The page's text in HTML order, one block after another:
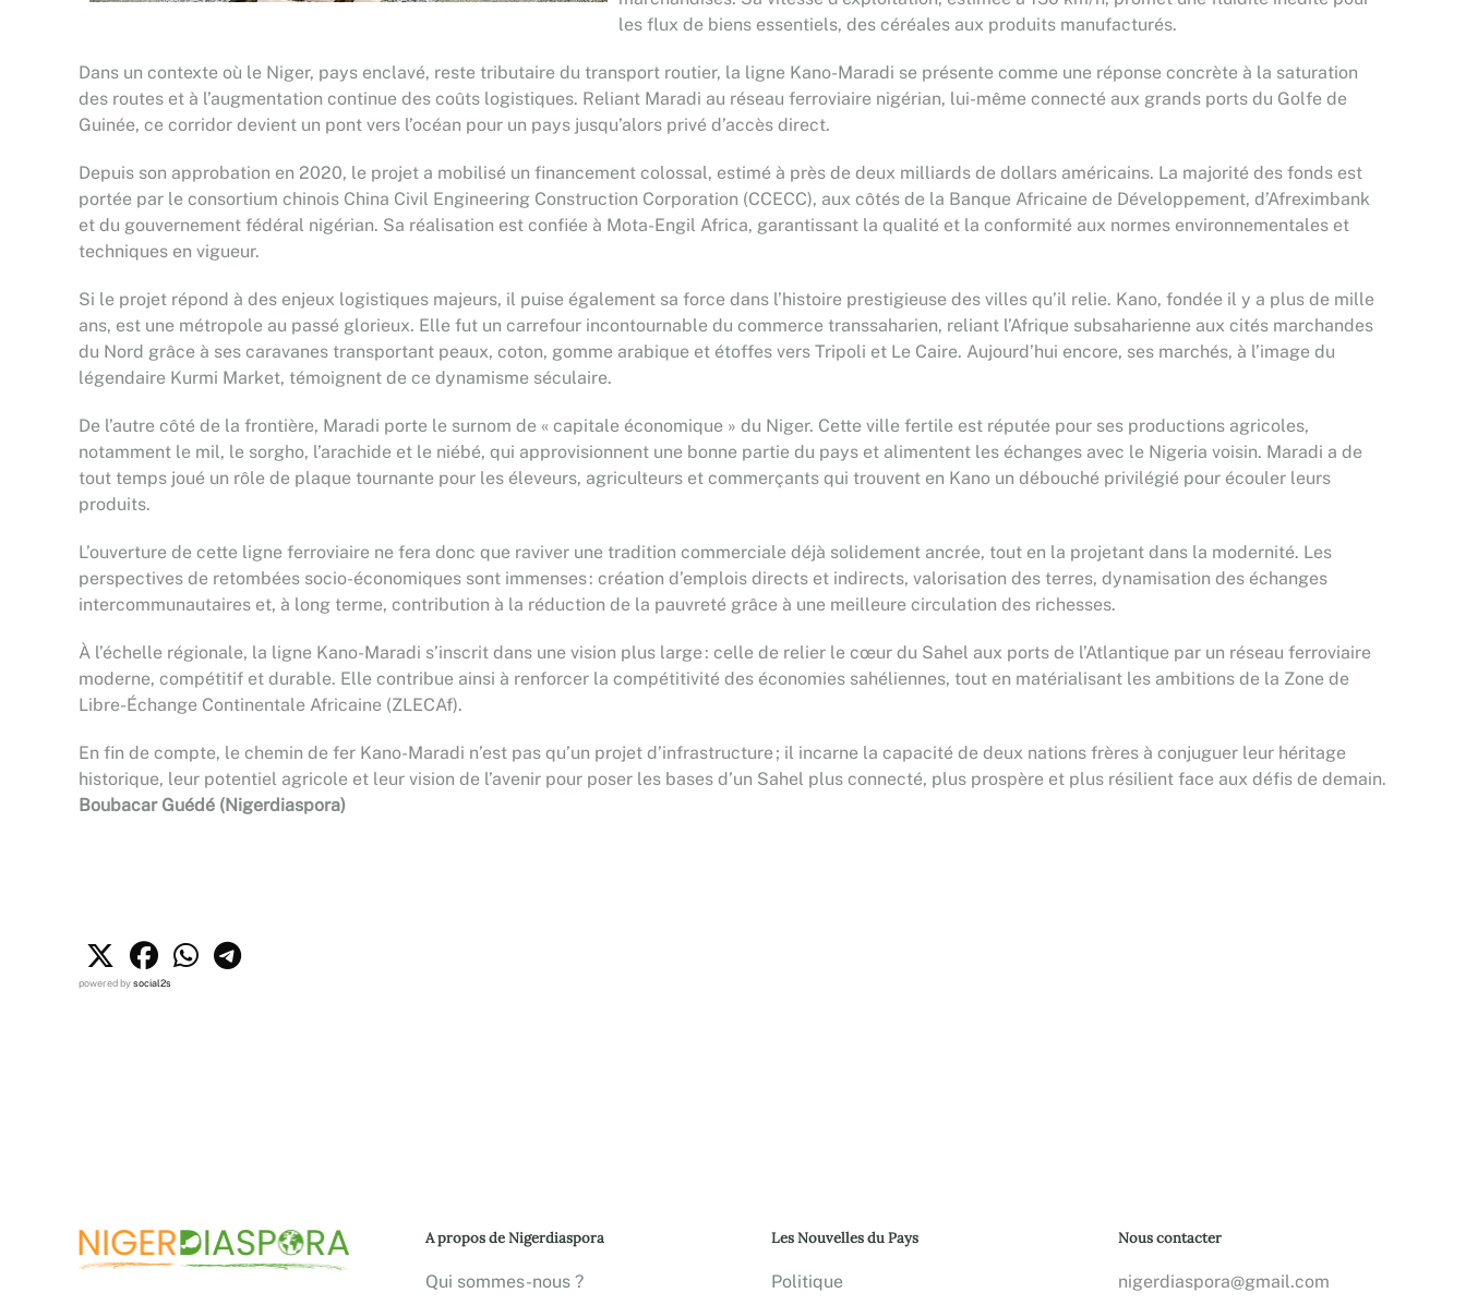
les flux de biens essentiels, des céréales aux produits manufacturés.
Dans un contexte où le Niger, pays enclavé, reste tributaire du transport routier, la ligne Kano-Maradi se présente comme une réponse concrète à la saturation
des routes et à l’augmentation continue des coûts logistiques. Reliant Maradi au réseau ferroviaire nigérian, lui-même connecté aux grands ports du Golfe de
Guinée, ce corridor devient un pont vers l’océan pour un pays jusqu’alors privé d’accès direct.
Depuis son approbation en 2020, le projet a mobilisé un financement colossal, estimé à près de deux milliards de dollars américains. La majorité des fonds est
portée par le consortium chinois China Civil Engineering Construction Corporation (CCECC), aux côtés de la Banque Africaine de Développement, d’Afreximbank
et du gouvernement fédéral nigérian. Sa réalisation est confiée à Mota-Engil Africa, garantissant la qualité et la conformité aux normes environnementales et
techniques en vigueur.
Si le projet répond à des enjeux logistiques majeurs, il puise également sa force dans l’histoire prestigieuse des villes qu’il relie. Kano, fondée il y a plus de mille
ans, est une métropole au passé glorieux. Elle fut un carrefour incontournable du commerce transsaharien, reliant l’Afrique subsaharienne aux cités marchandes
du Nord grâce à ses caravanes transportant peaux, coton, gomme arabique et étoffes vers Tripoli et Le Caire. Aujourd’hui encore, ses marchés, à l’image du
légendaire Kurmi Market, témoignent de ce dynamisme séculaire.
De l’autre côté de la frontière, Maradi porte le surnom de « capitale économique » du Niger. Cette ville fertile est réputée pour ses productions agricoles,
notamment le mil, le sorgho, l’arachide et le niébé, qui approvisionnent une bonne partie du pays et alimentent les échanges avec le Nigeria voisin. Maradi a de
tout temps joué un rôle de plaque tournante pour les éleveurs, agriculteurs et commerçants qui trouvent en Kano un débouché privilégié pour écouler leurs
produits.
L’ouverture de cette ligne ferroviaire ne fera donc que raviver une tradition commerciale déjà solidement ancrée, tout en la projetant dans la modernité. Les
perspectives de retombées socio-économiques sont immenses : création d’emplois directs et indirects, valorisation des terres, dynamisation des échanges
intercommunautaires et, à long terme, contribution à la réduction de la pauvreté grâce à une meilleure circulation des richesses.
À l’échelle régionale, la ligne Kano-Maradi s’inscrit dans une vision plus large : celle de relier le cœur du Sahel aux ports de l’Atlantique par un réseau ferroviaire
moderne, compétitif et durable. Elle contribue ainsi à renforcer la compétitivité des économies sahéliennes, tout en matérialisant les ambitions de la Zone de
Libre-Échange Continentale Africaine (ZLECAf).
En fin de compte, le chemin de fer Kano-Maradi n’est pas qu’un projet d’infrastructure ; il incarne la capacité de deux nations frères à conjuguer leur héritage
historique, leur potentiel agricole et leur vision de l’avenir pour poser les bases d’un Sahel plus connecté, plus prospère et plus résilient face aux défis de demain.
Boubacar Guédé (Nigerdiaspora)
powered bysocial2s
A propos de Nigerdiaspora
Qui sommes-nous ?
Les Nouvelles du Pays
Politique
Nous contacter
nigerdiaspora@gmail.com